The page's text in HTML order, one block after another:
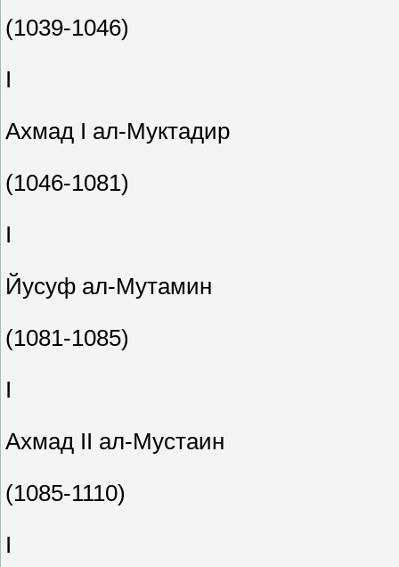
(1039-1046)
I
Ахмад I ал-Муктадир
(1046-1081)
I
Йусуф ал-Мутамин
(1081-1085)
I
Ахмад II ал-Мустаин
(1085-1110)
I